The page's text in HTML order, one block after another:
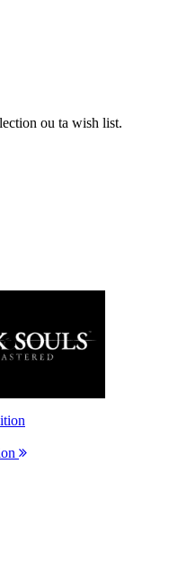
ou ta wish list.